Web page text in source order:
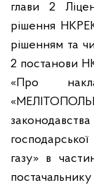
глави 2
рішення
рішенням та
2 постанови
«Про
газу» в